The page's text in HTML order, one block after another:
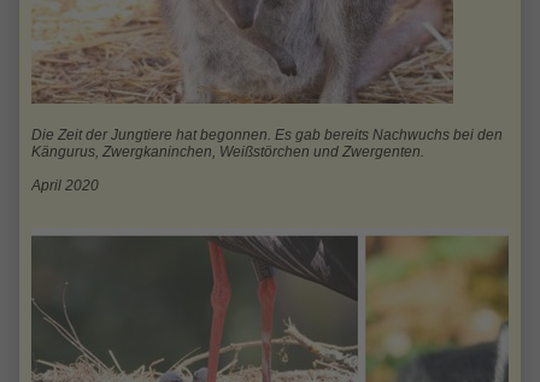
Die Zeit der Jungtiere hat begonnen. Es gab bereits Nachwuchs bei den
Kängurus, Zwergkaninchen, Weißstörchen und Zwergenten.
April 2020